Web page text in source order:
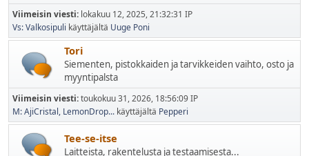
Viimeisin viesti: lokakuu 12, 2025, 21:32:31 IP
Vs: Valkosipuli käyttäjältä Uuge Poni
Tori
Siementen, pistokkaiden ja tarvikkeiden vaihto, osto ja
myyntipalsta
Viimeisin viesti:toukokuu 31, 2026, 18:56:09 IP
M: AjiCristal, LemonDrop... käyttäjältä Pepperi
Tee-se-itse
Laitteista, rakentelusta ja testaamisesta...